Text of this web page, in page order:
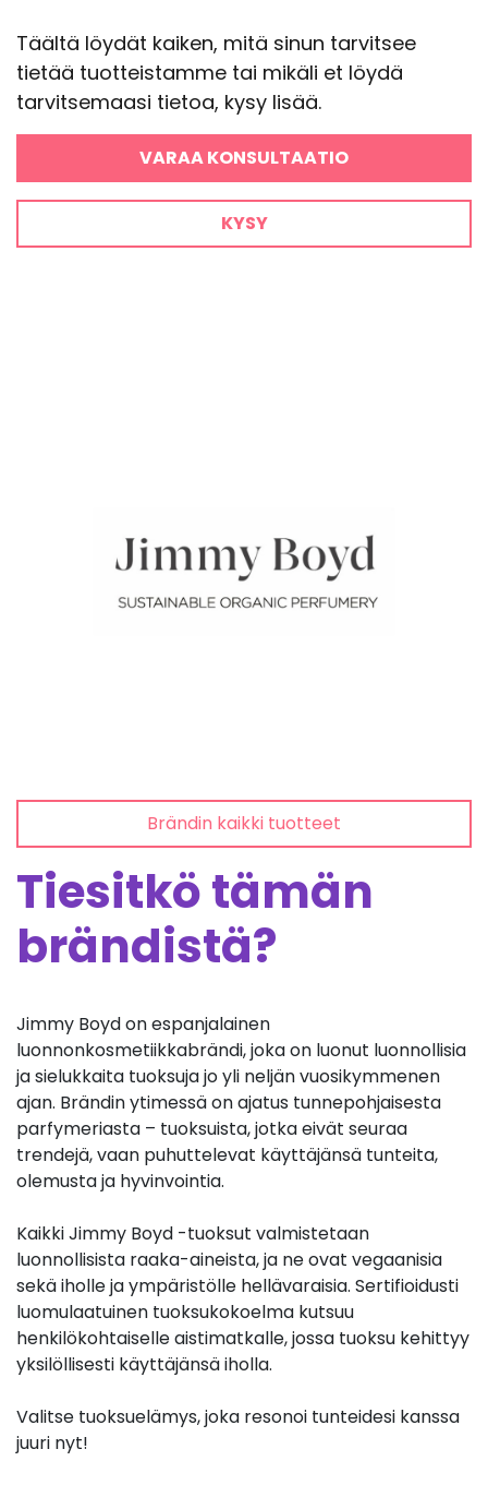
Täältä löydät kaiken, mitä sinun tarvitsee
tietää tuotteistamme tai mikäli et löydä
tarvitsemaasi tietoa, kysy lisää.
VARAA KONSULTAATIO
KYSY
Brändin kaikki tuotteet
Tiesitkö tämän
brändistä?
Jimmy Boyd on espanjalainen
luonnonkosmetiikkabrändi, joka on luonut luonnollisia
ja sielukkaita tuoksuja jo yli neljän vuosikymmenen
ajan. Brändin ytimessä on ajatus tunnepohjaisesta
parfymeriasta – tuoksuista, jotka eivät seuraa
trendejä, vaan puhuttelevat käyttäjänsä tunteita,
olemusta ja hyvinvointia.
Kaikki Jimmy Boyd -tuoksut valmistetaan
luonnollisista raaka-aineista, ja ne ovat vegaanisia
sekä iholle ja ympäristölle hellävaraisia. Sertifioidusti
luomulaatuinen tuoksukokoelma kutsuu
henkilökohtaiselle aistimatkalle, jossa tuoksu kehittyy
yksilöllisesti käyttäjänsä iholla.
Valitse tuoksuelämys, joka resonoi tunteidesi kanssa
juuri nyt!